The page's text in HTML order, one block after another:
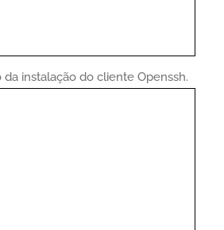
instalação do cliente Openssh.